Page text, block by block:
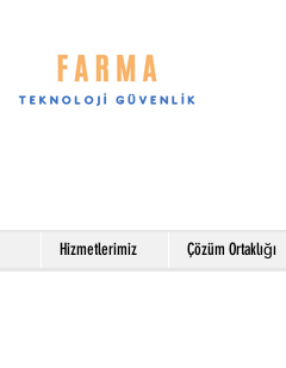
Hizmetlerimiz Çözüm Ortaklığı